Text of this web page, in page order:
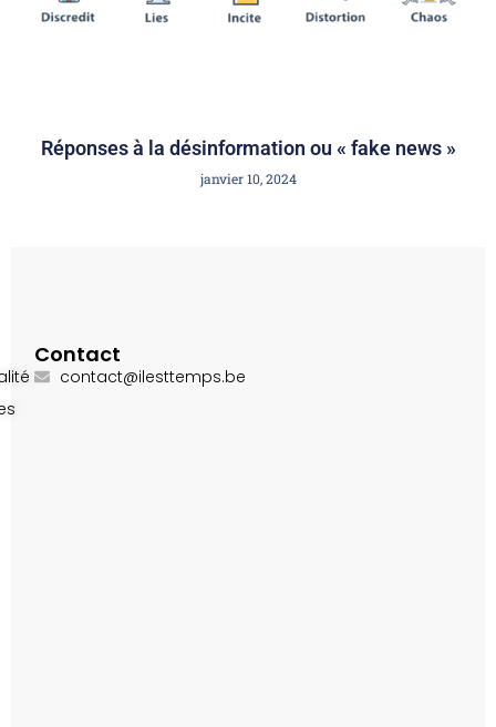
Réponses à la désinformation ou « fake news »
janvier 10, 2024
Contact
contact@ilesttemps.be